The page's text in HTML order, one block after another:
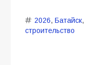
2026, Батайск,
строительство